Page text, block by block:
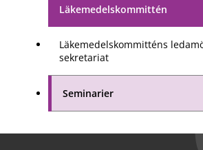
Läkemedelskommittén
Läkemedelskommitténs
sekretariat
Seminarier